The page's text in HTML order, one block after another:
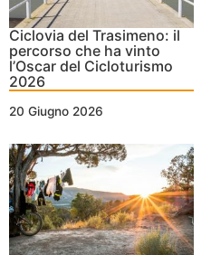
Ciclovia del Trasimeno: il
percorso che ha vinto
l’Oscar del Cicloturismo
2026
20 Giugno 2026